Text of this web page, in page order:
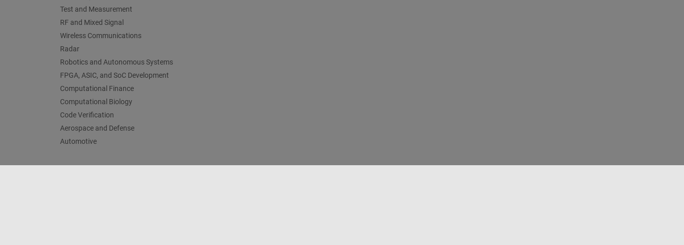
Test and Measurement
RF and Mixed Signal
Wireless Communications
Radar
Robotics and Autonomous Systems
FPGA, ASIC, and SoC Development
Computational Finance
Computational Biology
Code Verification
Aerospace and Defense
Automotive